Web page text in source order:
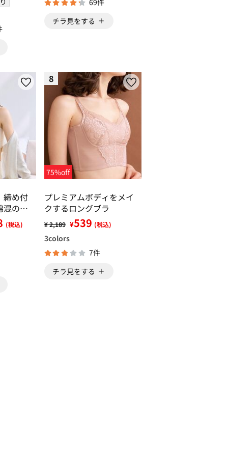
69件
チラ見をする
締め付
混のス
ラ・
(税込)
8
75%off
プレミアムボディをメイ
クするロングブラ
¥ 2,189 ¥539 (税込)
3colors
7件
チラ見をする